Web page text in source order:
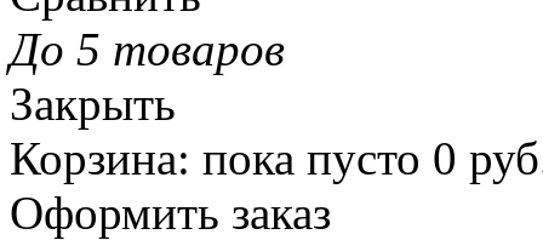
До 5 товаров
Закрыть
Корзина: пока пусто 0
Оформить заказ